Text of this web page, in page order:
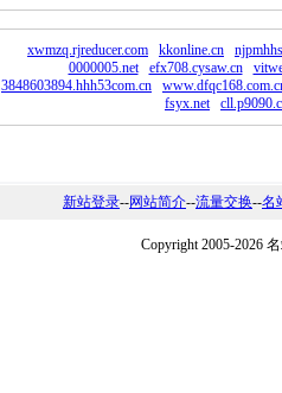
xwmzq.rjreducer.com kkonline.cn
0000005.net
efx708.cysaw.cn
3848603894.hhh53com.cn
fsyx.net
新站登录--网站简介--流量交换--名
Copyright 2005-2026